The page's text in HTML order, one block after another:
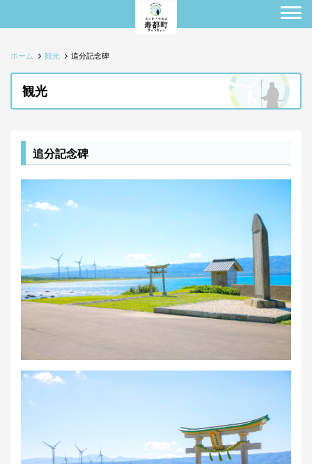
ホーム 観光 追分記念碑
観光
追分記念碑